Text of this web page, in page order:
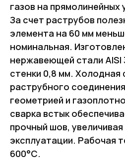
газов на прямолинейных
За счет раструбов
элемента на 60 мм
номинальная.
нержавеющей стали
стенки 0,8 мм. Холодная
раструбного
геометрией и
сварка встык
прочный шов,
эксплуатации. Рабочая
600°С.